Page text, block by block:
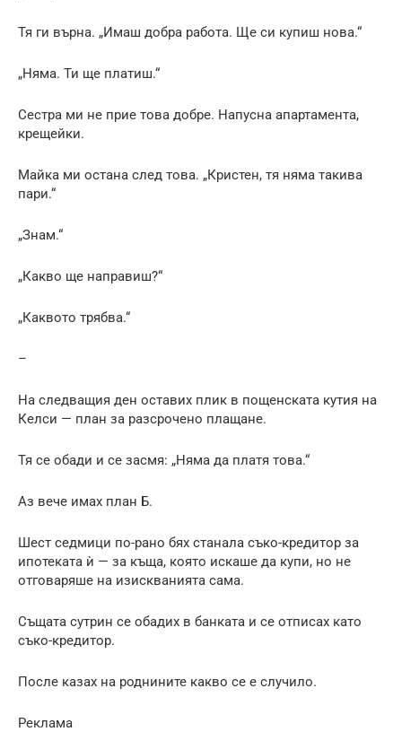
Тя ги върна. „Имаш добра работа. Ще си купиш нова.“
„Няма. Ти ще платиш.“
Сестра ми не прие това добре. Напусна апартамента,
крещейки.
Майка ми остана след това. „Кристен, тя няма такива
пари.“
„Знам.“
„Какво ще направиш?“
„Каквото трябва.“
–
На следващия ден оставих плик в пощенската кутия на
Келси — план за разсрочено плащане.
Тя се обади и се засмя: „Няма да платя това.“
Аз вече имах план Б.
Шест седмици по-рано бях станала съко-кредитор за
ипотеката ѝ — за къща, която искаше да купи, но не
отговаряше на изискванията сама.
Същата сутрин се обадих в банката и се отписах като
съко-кредитор.
После казах на роднините какво се е случило.
Реклама